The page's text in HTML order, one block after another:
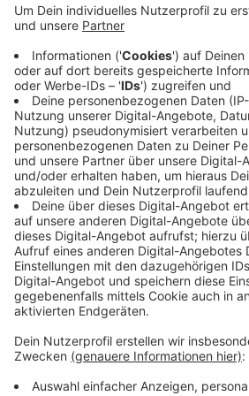
Anzeige
Die Dorfmitte von Mesum schöner
machen, dass ist ein langfristiges
Rheine. Wichtig für diesen Prozess
Bürger, nächste Woche Mittwoch
Interessierten die Chance, bei einer
Planungswerkstatt in der
ihre Ideen einzubringen.
Anzeige